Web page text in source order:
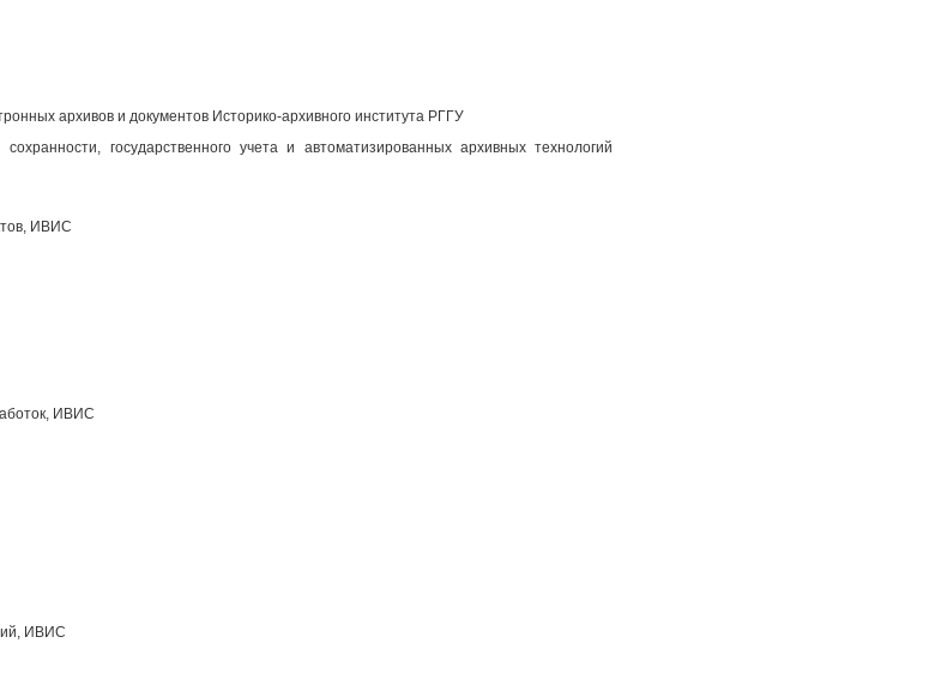
архивов и документов Историко-архивного института РГГУ
государственного учета и автоматизированных архивных технологий
ИВИС
ИВИС
ИВИС